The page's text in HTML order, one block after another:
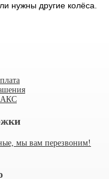
нужны другие колёса.
мы вам перезвоним!